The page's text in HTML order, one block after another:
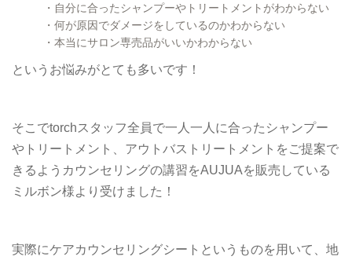
・自分に合ったシャンプーやトリートメントがわからない
・何が原因でダメージをしているのかわからない
・本当にサロン専売品がいいかわからない
というお悩みがとても多いです！
そこでtorchスタッフ全員で一人一人に合ったシャンプー
やトリートメント、アウトバストリートメントをご提案で
きるようカウンセリングの講習をAUJUAを販売している
ミルボン様より受けました！
実際にケアカウンセリングシートというものを用いて、地